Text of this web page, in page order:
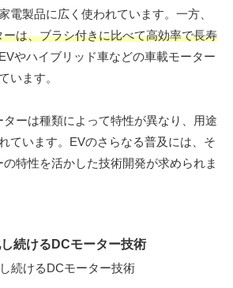
電製品に広く使われています。一方、
は、ブラシ付きに比べて高効率で長寿
やハイブリッド車などの車載モーター
います。
ーは種類によって特性が異なり、用途
ています。EVのさらなる普及には、そ
特性を活かした技術開発が求められま
続けるDCモーター技術